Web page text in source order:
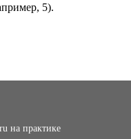
5).
на практике